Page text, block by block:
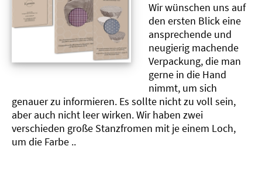
Wir wünschen uns auf
den ersten Blick eine
ansprechende und
neugierig machende
Verpackung, die man
gerne in die Hand
nimmt, um sich
genauer zu informieren. Es sollte nicht zu voll sein,
aber auch nicht leer wirken. Wir haben zwei
verschieden große Stanzfromen mit je einem Loch,
um die Farbe ..